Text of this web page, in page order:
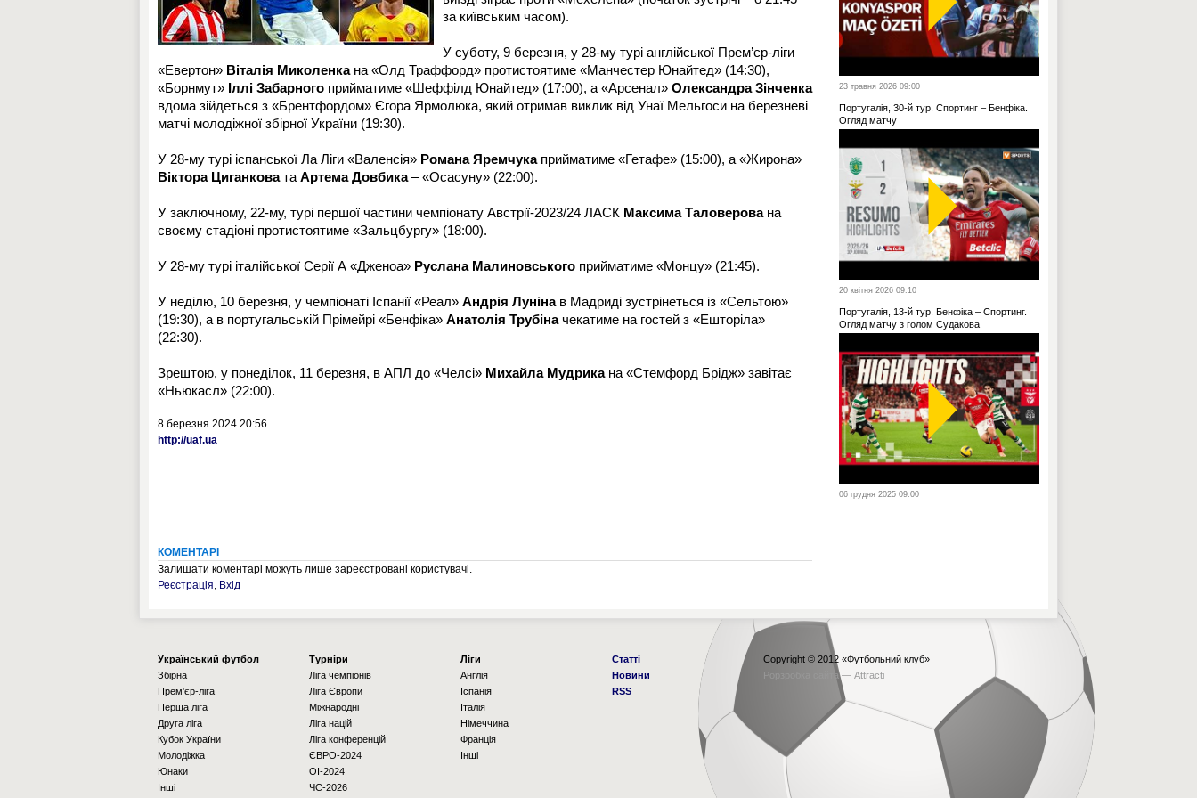
за київським часом).
У суботу, 9 березня, у 28-му турі англійської Прем’єр-ліги
«Евертон» Віталія Миколенкана «Олд Траффорд» протистоятиме «Манчестер Юнайтед» (14:30),
«Борнмут» Іллі Забарного прийматиме «Шеффілд Юнайтед» (17:00), а «Арсенал» Олександра Зінченка
вдома зійдеться з «Брентфордом» Єгора Ярмолюка, який отримав виклик від Унаї Мельгоси на березневі
матчі молодіжної збірної України (19:30).
У 28-му турі іспанської Ла Ліги «Валенсія» Романа Яремчукаприйматиме «Гетафе» (15:00), а «Жирона»
Віктора Циганковата Артема Довбика– «Осасуну» (22:00).
У заключному, 22-му, турі першої частини чемпіонату Австрії-2023/24 ЛАСК Максима Таловерована
своєму стадіоні протистоятиме «Зальцбургу» (18:00).
У 28-му турі італійської Серії А «Дженоа» Руслана Малиновського прийматиме «Монцу» (21:45).
У неділю, 10 березня, у чемпіонаті Іспанії «Реал» Андрія Лунінав Мадриді зустрінеться із «Сельтою»
(19:30), а в португальській Прімейрі «Бенфіка» Анатолія Трубіначекатиме на гостей з «Ешторіла»
(22:30).
Зрештою, у понеділок, 11 березня, в АПЛ до «Челсі» Михайла Мудрикана «Стемфорд Брідж» завітає
«Ньюкасл» (22:00).
8 березня 2024 20:56
http://uaf.ua
КОМЕНТАРІ
Залишати коментарі можуть лише зареєстровані користувачі.
Реєстрація, Вхід
23 травня 2026 09:00
Португалія, 30-й тур. Спортинг – Бенфіка.
Огляд матчу
20 квітня 2026 09:10
Португалія, 13-й тур. Бенфіка – Спортинг.
Огляд матчу з голом Судакова
06 грудня 2025 09:00
Українcький футбол
Збірна
Прем'єр-ліга
Перша ліга
Друга ліга
Кубок України
Молодіжка
Юнаки
Інші
Турніри
Ліга чемпіонів
Ліга Європи
Міжнародні
Ліга націй
Ліга конференцій
ЄВРО-2024
OI-2024
ЧС-2026
Ліги
Англія
Іспанія
Італія
Німеччина
Франція
Інші
Статті
Новини
RSS
Copyright © 2012 «Футбольний клуб»
Рорзробка сайта — Attracti